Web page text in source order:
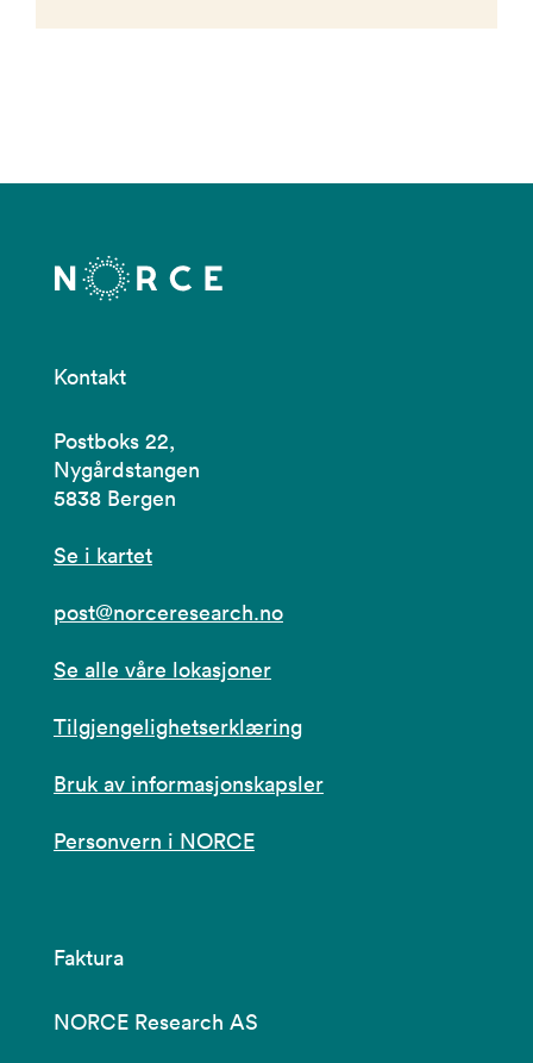
Kontakt
Postboks 22,
Nygårdstangen
5838 Bergen
Se i kartet
post@norceresearch.no
Se alle våre lokasjoner
Tilgjengelighetserklæring
Bruk av informasjonskapsler
Personvern i NORCE
Faktura
NORCE Research AS